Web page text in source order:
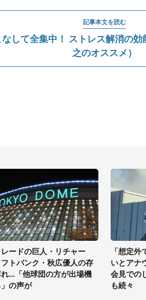
記事本文を読む
して全集中！ ストレス解消の
之のオススメ）
ードの巨人・リチャー
フトバンク・秋広優人の存
...「他球団の方が出場機
の声が
「想定
いとアナ
会見での
も続々